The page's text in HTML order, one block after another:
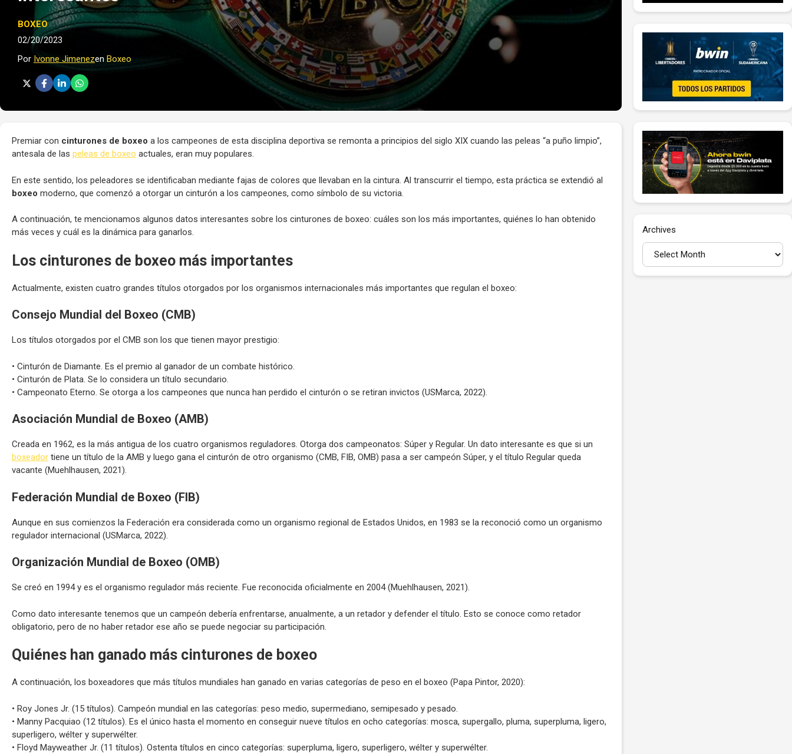
BOXEO
02/20/2023
Por Ivonne Jimenezen Boxeo
Premiar con cinturones de boxeo a los campeones de esta disciplina deportiva se remonta a principios del siglo XIX cuando las peleas “a puño limpio”,
antesala de las peleas de boxeo actuales, eran muy populares.
En este sentido, los peleadores se identificaban mediante fajas de colores que llevaban en la cintura. Al transcurrir el tiempo, esta práctica se extendió al
boxeo moderno, que comenzó a otorgar un cinturón a los campeones, como símbolo de su victoria.
A continuación, te mencionamos algunos datos interesantes sobre los cinturones de boxeo: cuáles son los más importantes, quiénes lo han obtenido
más veces y cuál es la dinámica para ganarlos.
Los cinturones de boxeo más importantes
Actualmente, existen cuatro grandes títulos otorgados por los organismos internacionales más importantes que regulan el boxeo:
Consejo Mundial del Boxeo (CMB)
Los títulos otorgados por el CMB son los que tienen mayor prestigio:
• Cinturón de Diamante. Es el premio al ganador de un combate histórico.
• Cinturón de Plata. Se lo considera un título secundario.
• Campeonato Eterno. Se otorga a los campeones que nunca han perdido el cinturón o se retiran invictos (USMarca, 2022).
Asociación Mundial de Boxeo (AMB)
Creada en 1962, es la más antigua de los cuatro organismos reguladores. Otorga dos campeonatos: Súper y Regular. Un dato interesante es que si un
boxeador tiene un título de la AMB y luego gana el cinturón de otro organismo (CMB, FIB, OMB) pasa a ser campeón Súper, y el título Regular queda
vacante (Muehlhausen, 2021).
Federación Mundial de Boxeo (FIB)
Aunque en sus comienzos la Federación era considerada como un organismo regional de Estados Unidos, en 1983 se la reconoció como un organismo
regulador internacional (USMarca, 2022).
Organización Mundial de Boxeo (OMB)
Se creó en 1994 y es el organismo regulador más reciente. Fue reconocida oficialmente en 2004 (Muehlhausen, 2021).
Como dato interesante tenemos que un campeón debería enfrentarse, anualmente, a un retador y defender el título. Esto se conoce como retador
obligatorio, pero de no haber retador ese año se puede negociar su participación.
Quiénes han ganado más cinturones de boxeo
A continuación, los boxeadores que más títulos mundiales han ganado en varias categorías de peso en el boxeo (Papa Pintor, 2020):
• Roy Jones Jr. (15 títulos). Campeón mundial en las categorías: peso medio, supermediano, semipesado y pesado.
• Manny Pacquiao (12 títulos). Es el único hasta el momento en conseguir nueve títulos en ocho categorías: mosca, supergallo, pluma, superpluma, ligero,
superligero, wélter y superwélter.
• Floyd Mayweather Jr. (11 títulos). Ostenta títulos en cinco categorías: superpluma, ligero, superligero, wélter y superwélter.
Archives